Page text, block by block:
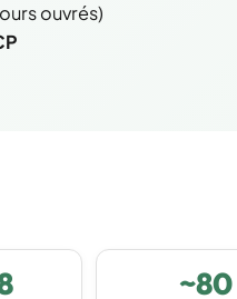
ouvrés)
~80